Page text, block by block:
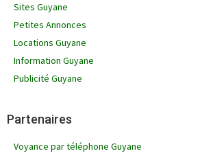
Sites Guyane
Petites Annonces
Locations Guyane
Information Guyane
Publicité Guyane
Partenaires
Voyance par téléphone Guyane